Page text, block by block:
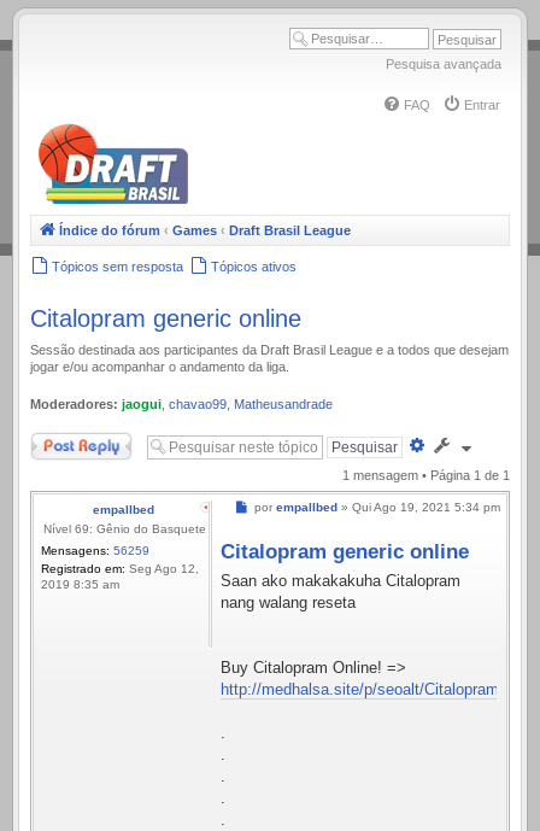
.
Pesquisa avançada
FAQ Entrar
Índice do fórum ‹ Games ‹ Draft Brasil League
Tópicos sem resposta Tópicos ativos
Citalopram generic online
Sessão destinada aos participantes da Draft Brasil League e a todos que desejam
jogar e/ou acompanhar o andamento da liga.
Moderadores: jaogui chavao99 Matheusandrade
Responder
Pesquisa
avançada
1 mensagem • Página 1 de 1
empallbed
Nível 69: Gênio do Basquete
Mensagens: 56259
Registrado em: Seg Ago 12,
2019 8:35 am
Mensagem
por empallbed » Qui Ago 19, 2021 5:34 pm
Citalopram generic online
Saan ako makakakuha Citalopram
nang walang reseta
Buy Citalopram Online! =>
http://medhalsa.site/p/seoalt/Citalopram.html
.
.
.
.
.